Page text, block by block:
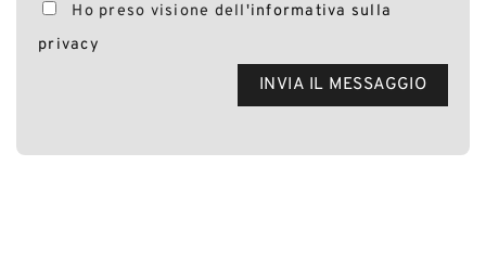
Ho preso visione dell'informativa sulla
privacy